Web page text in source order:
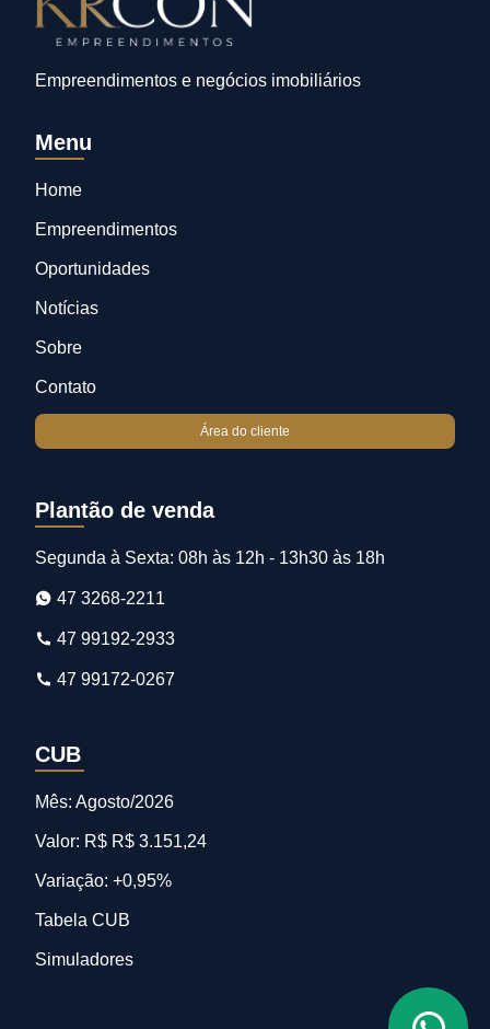
Empreendimentos e negócios imobiliários
Menu
Home
Empreendimentos
Oportunidades
Notícias
Sobre
Contato
Área do cliente
Plantão de venda
Segunda à Sexta: 08h às 12h - 13h30 às 18h
47 3268-2211
47 99192-2933
47 99172-0267
CUB
Mês: Agosto/2026
Valor: R$ R$ 3.151,24
Variação: +0,95%
Tabela CUB
Simuladores